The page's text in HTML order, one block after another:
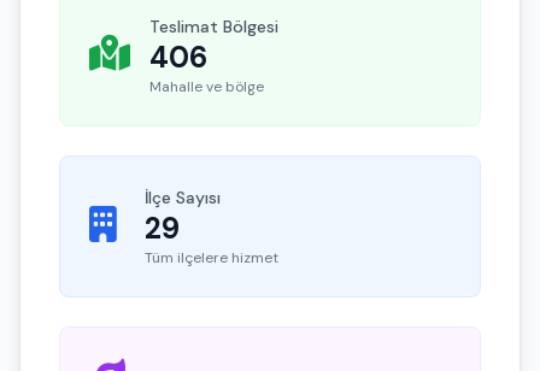
Teslimat Bölgesi
406
Mahalle ve bölge
İlçe Sayısı
29
Tüm ilçelere hizmet